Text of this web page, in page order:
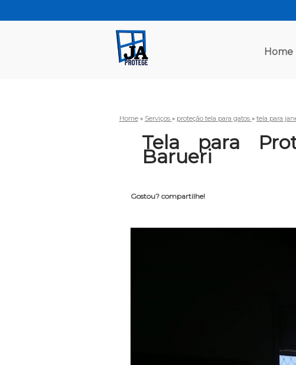
Home
Home » Serviços » proteção tela para gatos » tela para
Tela para
Barueri
Gostou? compartilhe!